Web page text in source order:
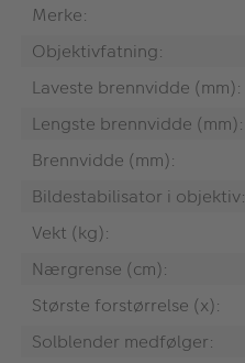
Merke:
Objektivfatning:
Laveste brennvidde (mm):
Lengste brennvidde (mm):
Brennvidde (mm):
Bildestabilisator i objektiv:
Vekt (kg):
Nærgrense (cm):
Største forstørrelse (x):
Solblender medfølger: